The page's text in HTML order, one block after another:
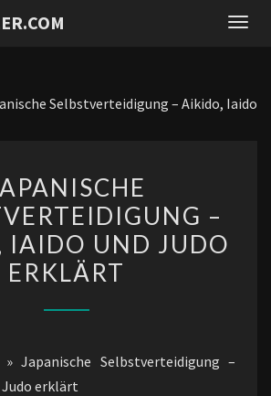
Selbstverteidigung – Aikido, Iaido
SELBSTVERTEIDIGUNG
AIKIDO,
IAIDO
JUDO
–
IAIDO UND JUDO
ERKLÄRT
» Japanische Selbstverteidigung –
Judo erklärt